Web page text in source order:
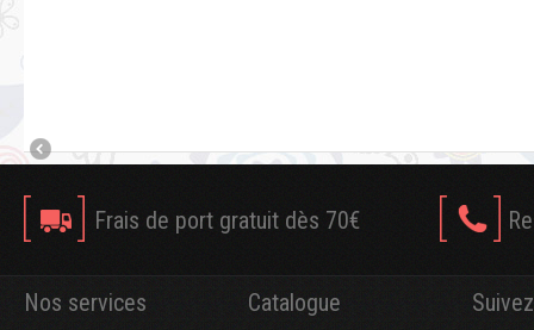
Frais de port gratuit dès 70€
Nos services Catalogue